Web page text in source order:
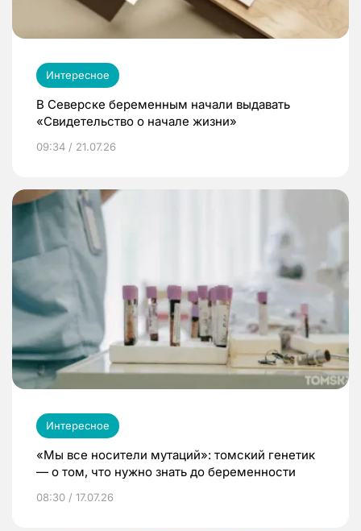
Интересное
В Северске беременным начали выдавать
«Свидетельство о начале жизни»
09:34 / 21.07.26
Интересное
«Мы все носители мутаций»: томский генетик
— о том, что нужно знать до беременности
08:30 / 17.07.26